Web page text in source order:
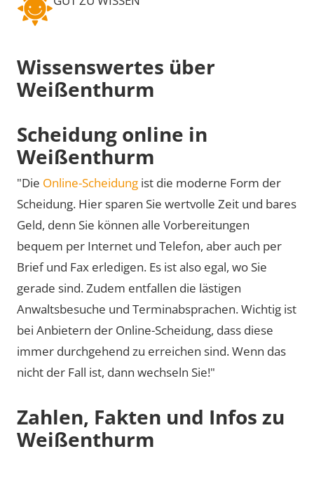
Wissenswertes über
Weißenthurm
Scheidung online in
Weißenthurm
"Die Online-Scheidung ist die moderne Form der
Scheidung. Hier sparen Sie wertvolle Zeit und bares
Geld, denn Sie können alle Vorbereitungen
bequem per Internet und Telefon, aber auch per
Brief und Fax erledigen. Es ist also egal, wo Sie
gerade sind. Zudem entfallen die lästigen
Anwaltsbesuche und Terminabsprachen. Wichtig ist
bei Anbietern der Online-Scheidung, dass diese
immer durchgehend zu erreichen sind. Wenn das
nicht der Fall ist, dann wechseln Sie!"
Zahlen, Fakten und Infos zu
Weißenthurm